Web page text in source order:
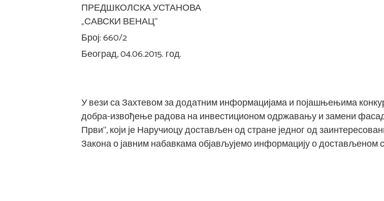
ПРЕДШКОЛСКА УСТАНОВА
„САВСКИ ВЕНАЦ“
Број: 660/2
Београд, 04.06.2015. год.
У вези са Захтевом за додатним информацијама и појашњењима
добра-извођење радова на инвестиционом одржавању и замени
Први“, који је Наручиоцу достављен од стране једног од
Закона о јавним набавкама објављујемо информацију о достављеном